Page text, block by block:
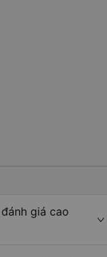
giá cao